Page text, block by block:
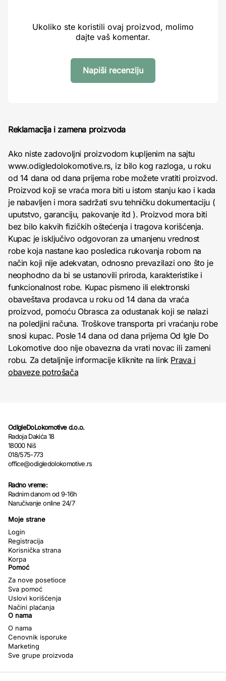
Ukoliko ste koristili ovaj proizvod, molimo
dajte vaš komentar.
Napiši recenziju
Reklamacija i zamena proizvoda
Ako niste zadovoljni proizvodom kupljenim na sajtu
www.odigledolokomotive.rs, iz bilo kog razloga, u roku
od 14 dana od dana prijema robe možete vratiti proizvod.
Proizvod koji se vraća mora biti u istom stanju kao i kada
je nabavljen i mora sadržati svu tehničku dokumentaciju (
uputstvo, garanciju, pakovanje itd ). Proizvod mora biti
bez bilo kakvih fizičkih oštećenja i tragova korišćenja.
Kupac je isključivo odgovoran za umanjenu vrednost
robe koja nastane kao posledica rukovanja robom na
način koji nije adekvatan, odnosno prevazilazi ono što je
neophodno da bi se ustanovili priroda, karakteristike i
funkcionalnost robe. Kupac pismeno ili elektronski
obaveštava prodavca u roku od 14 dana da vraća
proizvod, pomoću Obrasca za odustanak koji se nalazi
na poledjini računa. Troškove transporta pri vraćanju robe
snosi kupac. Posle 14 dana od dana prijema Od Igle Do
Lokomotive doo nije obavezna da vrati novac ili zameni
robu. Za detaljnije informacije kliknite na link Prava i
obaveze potrošača
OdIgleDoLokomotive d.o.o.
Radoja Dakića 18
18000 Niš
018/575-773
office@odigledolokomotive.rs
Radno vreme:
Radnim danom od 9-16h
Naručivanje online 24/7
Moje strane
Login
Registracija
Korisnička strana
Korpa
Pomoć
Za nove posetioce
Sva pomoć
Uslovi korišćenja
Načini plaćanja
O nama
O nama
Cenovnik isporuke
Marketing
Sve grupe proizvoda